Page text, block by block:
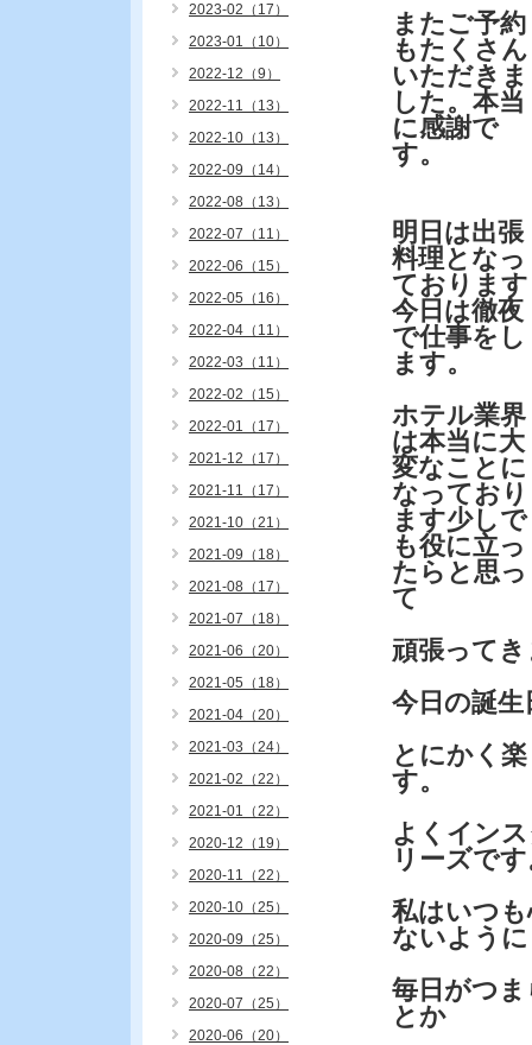
またご予約
もたくさん
いただきま
した。本当
に感謝で
す。
明日は出張
料理となっ
ております
今日は徹夜
で仕事をし
ます。
ホテル業界
は本当に大
変なことに
なっており
ます少しで
も役に立っ
たらと思っ
て
頑張って
今日の誕
とにかく
す。
よくイン
リーズで
私はいつ
ないように
毎日がつ
とか
2023-02（17）
2023-01（10）
2022-12（9）
2022-11（13）
2022-10（13）
2022-09（14）
2022-08（13）
2022-07（11）
2022-06（15）
2022-05（16）
2022-04（11）
2022-03（11）
2022-02（15）
2022-01（17）
2021-12（17）
2021-11（17）
2021-10（21）
2021-09（18）
2021-08（17）
2021-07（18）
2021-06（20）
2021-05（18）
2021-04（20）
2021-03（24）
2021-02（22）
2021-01（22）
2020-12（19）
2020-11（22）
2020-10（25）
2020-09（25）
2020-08（22）
2020-07（25）
2020-06（20）